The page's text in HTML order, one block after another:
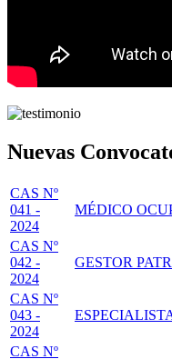
Nuevas
CAS Nº
041 -
2024
MÉDICO
CAS Nº
042 -
2024
GESTOR
CAS Nº
043 -
2024
CAS Nº